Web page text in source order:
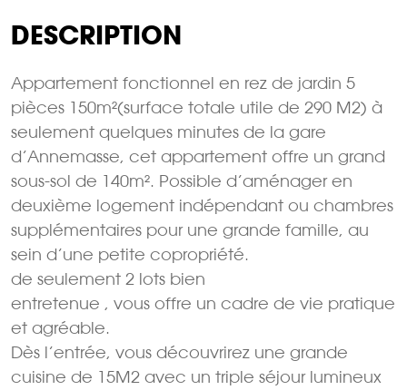
DESCRIPTION
Appartement fonctionnel en rez de jardin 5
pièces 150m²(surface totale utile de 290 M2) à
seulement quelques minutes de la gare
d’Annemasse, cet appartement offre un grand
sous-sol de 140m². Possible d’aménager en
deuxième logement indépendant ou chambres
supplémentaires pour une grande famille, au
sein d’une petite copropriété.
de seulement 2 lots bien
entretenue , vous offre un cadre de vie pratique
et agréable.
Dès l’entrée, vous découvrirez une grande
cuisine de 15M2 avec un triple séjour lumineux